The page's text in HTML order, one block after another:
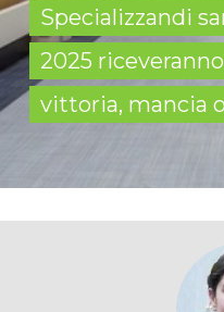
Specializzandi
2025
vittoria, mancia